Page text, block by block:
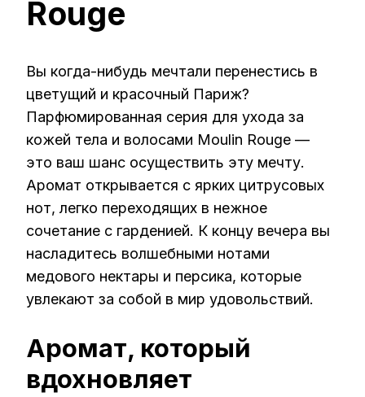
Rouge
Вы когда-нибудь мечтали перенестись в
цветущий и красочный Париж?
Парфюмированная серия для ухода за
кожей тела и волосами Moulin Rouge —
это ваш шанс осуществить эту мечту.
Аромат открывается с ярких цитрусовых
нот, легко переходящих в нежное
сочетание с гарденией. К концу вечера вы
насладитесь волшебными нотами
медового нектары и персика, которые
увлекают за собой в мир удовольствий.
Аромат, который
вдохновляет